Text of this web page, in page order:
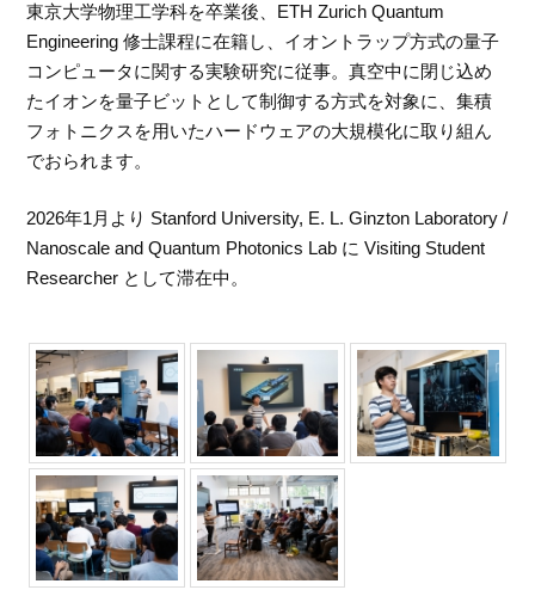
東京大学物理工学科を卒業後、ETH Zurich Quantum
Engineering 修士課程に在籍し、イオントラップ方式の量子
コンピュータに関する実験研究に従事。真空中に閉じ込め
たイオンを量子ビットとして制御する方式を対象に、集積
フォトニクスを用いたハードウェアの大規模化に取り組ん
でおられます。
2026年1月より Stanford University, E. L. Ginzton Laboratory /
Nanoscale and Quantum Photonics Lab に Visiting Student
Researcher として滞在中。